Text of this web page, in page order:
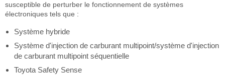
susceptible de perturber le fonctionnement de systèmes
électroniques tels que :
Système hybride
Système d'injection de carburant multipoint/système d'injection
de carburant multipoint séquentielle
Toyota Safety Sense